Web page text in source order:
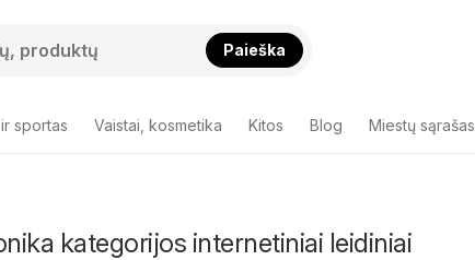
Paieška
sportas Vaistai, kosmetika Kitos Blog Miestų sąrašas
kategorijos internetiniai leidiniai